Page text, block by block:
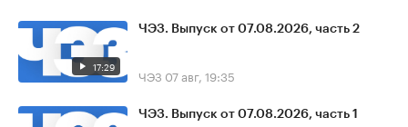
17:29
ЧЭЗ. Выпуск от 07.08.2026, часть 2
ЧЭЗ 07 авг, 19:35
ЧЭЗ. Выпуск от 07.08.2026, часть 1